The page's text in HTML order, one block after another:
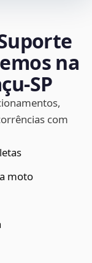
na
com
moto